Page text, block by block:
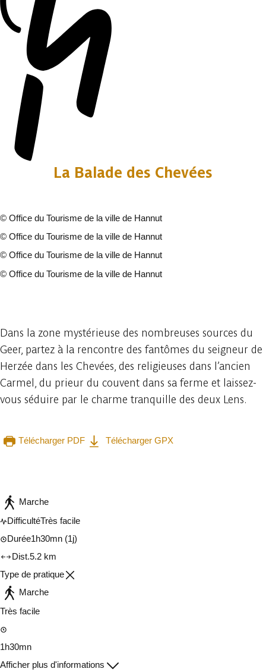
La Balade des Chevées
© Office du Tourisme de la ville de Hannut
© Office du Tourisme de la ville de Hannut
© Office du Tourisme de la ville de Hannut
© Office du Tourisme de la ville de Hannut
Dans la zone mystérieuse des nombreuses sources du
Geer, partez à la rencontre des fantômes du seigneur de
Herzée dans les Chevées, des religieuses dans l’ancien
Carmel, du prieur du couvent dans sa ferme et laissez-
vous séduire par le charme tranquille des deux Lens.
Télécharger PDF
Télécharger GPX
Marche
DifficultéTrès facile
Durée1h30mn (1j)
Dist.5.2 km
Type de pratique
Marche
Très facile
1h30mn
Afficher plus d'informations